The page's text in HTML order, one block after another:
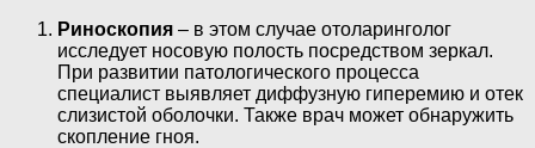
Риноскопия – в этом случае отоларинголог
исследует носовую полость посредством зеркал.
При развитии патологического процесса
специалист выявляет диффузную гиперемию и отек
слизистой оболочки. Также врач может обнаружить
скопление гноя.